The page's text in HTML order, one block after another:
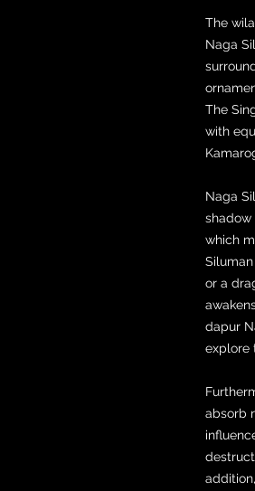
The
Naga
The
with
Naga
shadow
which
or a
dapur
explore
absorb